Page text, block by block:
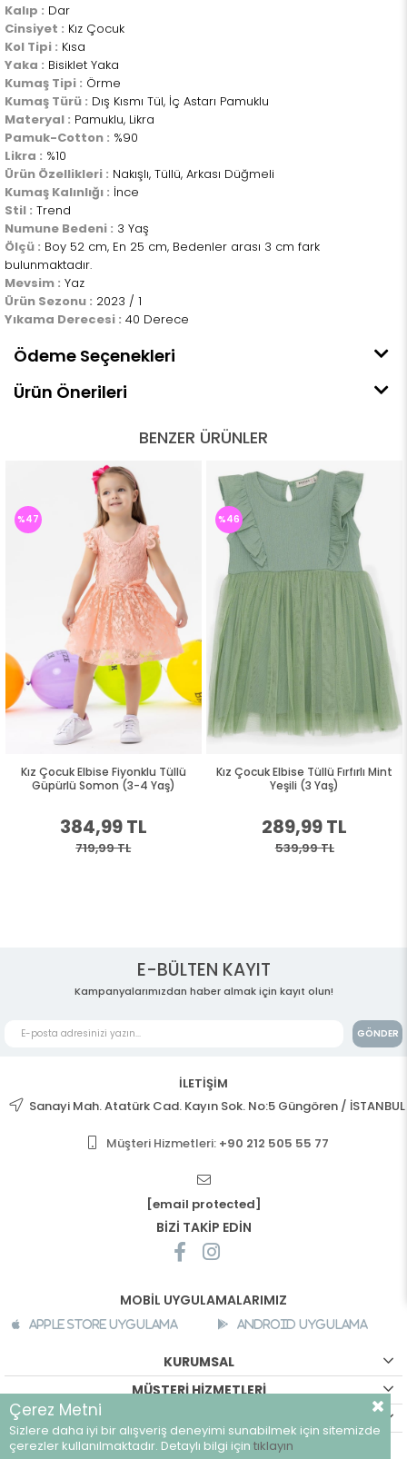
Kalıp : Dar
Cinsiyet : Kız Çocuk
Kol Tipi : Kısa
Yaka : Bisiklet Yaka
Kumaş Tipi : Örme
Kumaş Türü : Dış Kısmı Tül, İç Astarı Pamuklu
Materyal : Pamuklu, Likra
Pamuk-Cotton : %90
Likra : %10
Ürün Özellikleri : Nakışlı, Tüllü, Arkası Düğmeli
Kumaş Kalınlığı : İnce
Stil : Trend
Numune Bedeni : 3 Yaş
Ölçü : Boy 52 cm, En 25 cm, Bedenler arası 3 cm fark
bulunmaktadır.
Mevsim : Yaz
Ürün Sezonu : 2023 / 1
Yıkama Derecesi : 40 Derece
Ödeme Seçenekleri
Ürün Önerileri
BENZER ÜRÜNLER
Tüllü
Yaş)
Kız Çocuk Elbise Tüllü Fırfırlı Mint
Yeşili (3 Yaş)
289,99 TL
%46
Kız Çocuk Elbise
Siyah (5 Yaş)
379,99 TL
709,99 TL
E-BÜLTEN KAYIT
Kampanyalarımızdan haber almak için kayıt olun!
GÖNDER
İLETİŞİM
Sanayi Mah. Atatürk Cad. Kayın Sok. No:5 Güngören / İSTANBUL
Müşteri Hizmetleri: +90 212 505 55 77
[email protected]
BİZİ TAKİP EDİN
MOBİL UYGULAMALARIMIZ
Apple Store Uygulama Android Uygulama
KURUMSAL
MÜŞTERİ HİZMETLERİ
©breeze.com.tr - Tüm hakları saklıdır.
Çerez Metni
Sizlere daha iyi bir alışveriş deneyimi sunabilmek için sitemizde
çerezler kullanılmaktadır. Detaylı bilgi için tıklayın